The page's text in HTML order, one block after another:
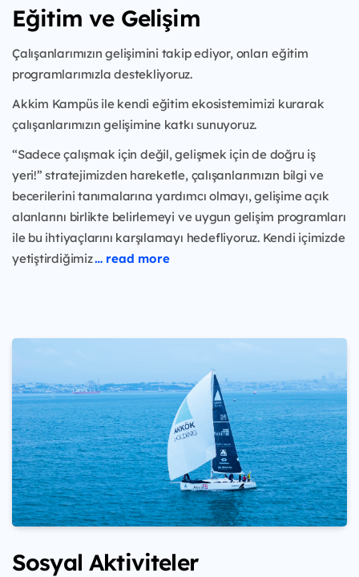
Eğitim ve Gelişim
Çalışanlarımızın gelişimini takip ediyor, onları eğitim
programlarımızla destekliyoruz.
Akkim Kampüs ile kendi eğitim ekosistemimizi kurarak
çalışanlarımızın gelişimine katkı sunuyoruz.
“Sadece çalışmak için değil, gelişmek için de doğru iş
yeri!” stratejimizden hareketle, çalışanlarımızın bilgi ve
becerilerini tanımalarına yardımcı olmayı, gelişime açık
alanlarını birlikte belirlemeyi ve uygun gelişim programları
ile bu ihtiyaçlarını karşılamayı hedefliyoruz. Kendi içimizde
yetiştirdiğimiz… read more
Sosyal Aktiviteler